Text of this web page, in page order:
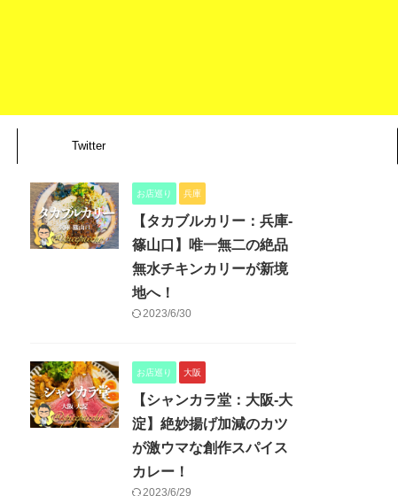
Twitter
お店巡り 兵庫
【タカブルカリー：兵庫-
篠山口】唯一無二の絶品
無水チキンカリーが新境
地へ！
2023/6/30
お店巡り 大阪
【シャンカラ堂：大阪-大
淀】絶妙揚げ加減のカツ
が激ウマな創作スパイス
カレー！
2023/6/29